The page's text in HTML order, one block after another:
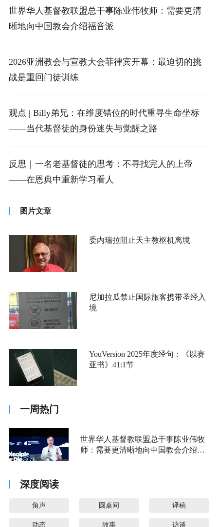
世界华人基督教联盟总干事陈业伟牧师：需要更清
晰地向中国教会介绍福音派
2026亚洲教会与宣教大会菲律宾开幕：最迫切的挑
战是重回门徒训练
观点 | Billy弟兄：在维度错位的时代重寻生命坐标
——当代基督徒的身份迷失与觉醒之路
反思｜一名老基督徒的思考：不寻找完人的上帝
——在恩典中重新学习看人
图片文章
委内瑞拉阻止天主教枢机离境
尼加拉瓜禁止国际旅客携带圣经入
境
YouVersion 2025年度经句：《以赛
亚书》41:1节
一周热门
世界华人基督教联盟总干事陈业伟牧
师：需要更清晰地向中国教会介绍福
深度阅读
角声 圆桌间 译稿
动态 故事 访谈